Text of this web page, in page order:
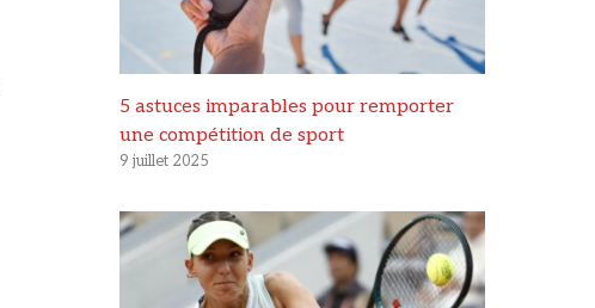
5 astuces imparables pour remporter
une compétition de sport
9 juillet 2025